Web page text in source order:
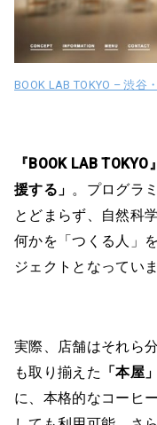
BOOK LAB TOKYO – 渋谷
『BOOK LAB TOKYO
援する」 。プログラ
とどまらず、自然科
何かを「つくる人」
ジェクトとなっていま
実際、店舗はそれら
も取り揃えた 「本屋」
に、本格的なコーヒ